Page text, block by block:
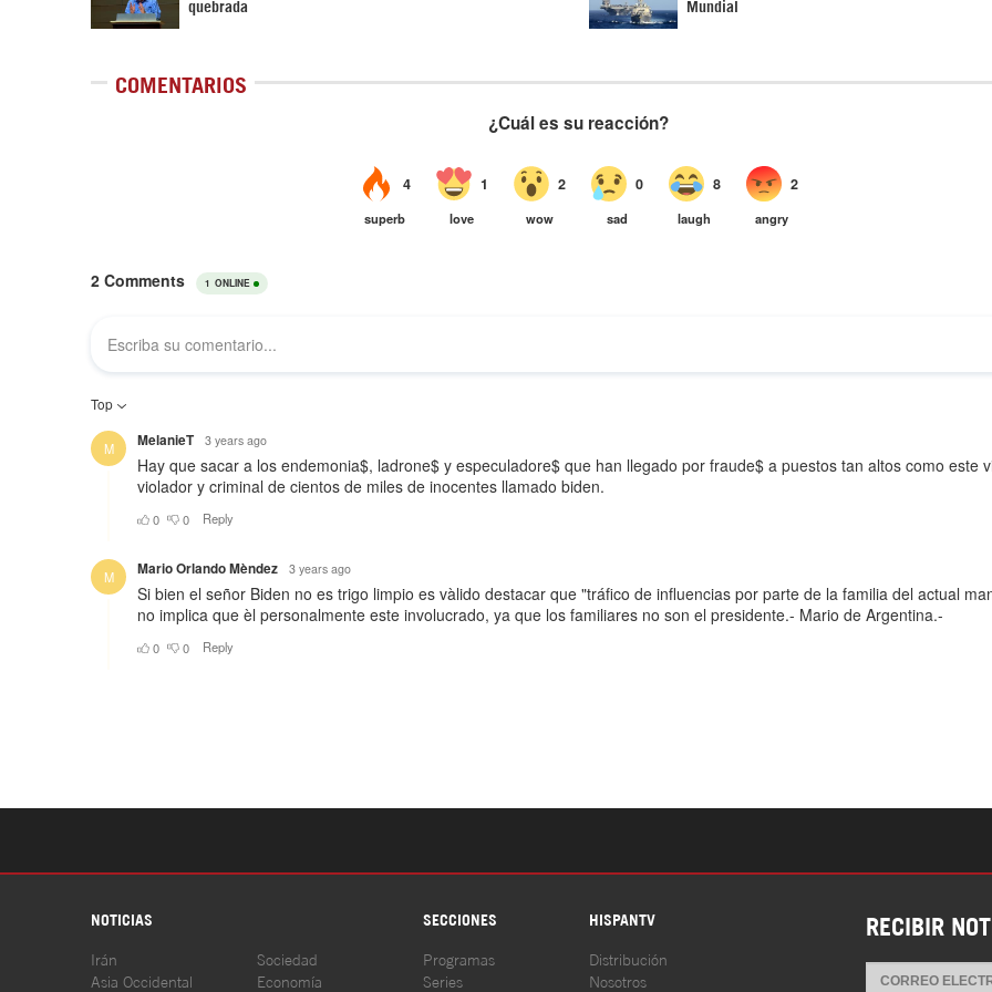
quebrada Mundial
COMENTARIOS
NOTICIAS SECCIONES HISPANTV
Irán
Asia Occidental
Sociedad
Economía
Programas
Series
Distribución
Nosotros
RECIBIR